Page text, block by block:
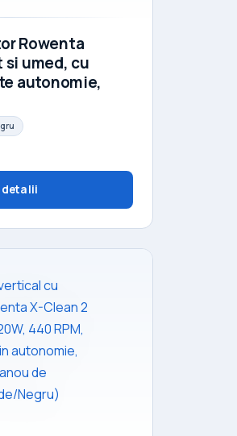
Rowenta
si umed, cu
autonomie,
detalii